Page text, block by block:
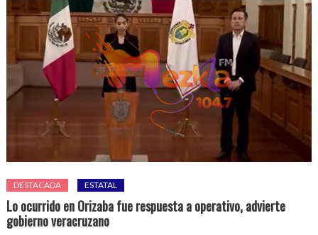
DESTACADA ESTATAL
Lo ocurrido en Orizaba fue respuesta a operativo, advierte
gobierno veracruzano